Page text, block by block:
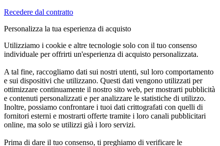
Recedere dal contratto
Personalizza la tua esperienza di acquisto
Utilizziamo i cookie e altre tecnologie solo con il tuo consenso
individuale per offrirti un'esperienza di acquisto personalizzata.
A tal fine, raccogliamo dati sui nostri utenti, sul loro comportamento
e sui dispositivi che utilizzano. Questi dati vengono utilizzati per
ottimizzare continuamente il nostro sito web, per mostrarti pubblicità
e contenuti personalizzati e per analizzare le statistiche di utilizzo.
Inoltre, possiamo confrontare i tuoi dati crittografati con quelli di
fornitori esterni e mostrarti offerte tramite i loro canali pubblicitari
online, ma solo se utilizzi già i loro servizi.
Prima di dare il tuo consenso, ti preghiamo di verificare le